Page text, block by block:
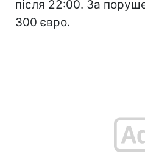
після 22:00. За
300 євро.